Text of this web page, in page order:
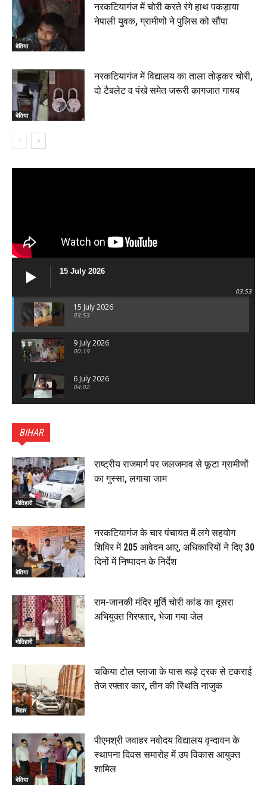
बेतिया
नरकटियागंज में चोरी करते रंगे हाथ पकड़ाया
नेपाली युवक, ग्रामीणों ने पुलिस को सौंपा
बेतिया
नरकटियागंज में विद्यालय का ताला तोड़कर चोरी,
दो टैबलेट व पंखे समेत जरूरी कागजात गायब
15 July 2026
03:53
15 July 2026
03:53
9 July 2026
00:19
6 July 2026
04:02
का भव्य पथ संचलन, 5 July 2026
00:22
बेतिया : मझौलिया में 1.24 क्विंटल गांजा के साथ बोलेरो ज़ब्त, दो
तस्कर गिरफ्तार, 4 July 2026
00:39
00:33
रक्सौल : सुरक्षा जॉंच को सोना-चांदी दुकानों का एसडीपीओ और
थानाध्यक्ष ने किया निरीक्षण, 19 June 2026
00:58
बेतिया में सगे भाई ने मां के साथ मिलकर की भाई की हत्या, शव
जलाया, दोनों गिरफ्तार, 14 June 2026
00:12
मोतिहारी। NDA सरकार, 12 साल विश्वास के, मीडिया संवाद में
सांसद रधामोहन सिंह, 13 June 2026
02:19
BIHAR
मोतिहारी
राष्ट्रीय राजमार्ग पर जलजमाव से फूटा ग्रामीणों
का गुस्सा, लगाया जाम
बेतिया
नरकटियागंज के चार पंचायत में लगे सहयोग
शिविर में 205 आवेदन आए, अधिकारियों ने दिए 30
दिनों में निष्पादन के निर्देश
मोतिहारी
राम-जानकी मंदिर मूर्ति चोरी कांड का दूसरा
अभियुक्त गिरफ्तार, भेजा गया जेल
बिहार
चकिया टोल प्लाजा के पास खड़े ट्रक से टकराई
तेज रफ्तार कार, तीन की स्थिति नाजुक
बेतिया
पीएमश्री जवाहर नवोदय विद्यालय वृन्दावन के
स्थापना दिवस समारोह में उप विकास आयुक्त
शामिल